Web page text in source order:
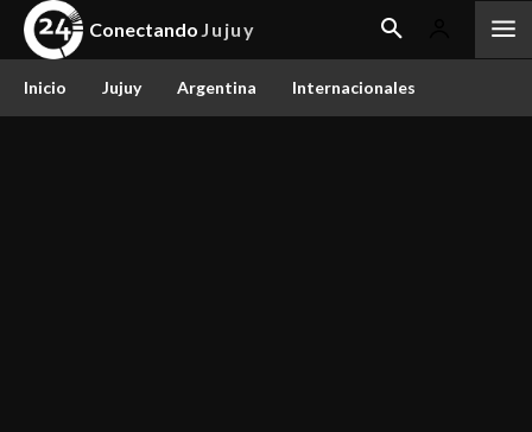
Conectando Jujuy
Inicio Jujuy Argentina Internacionales